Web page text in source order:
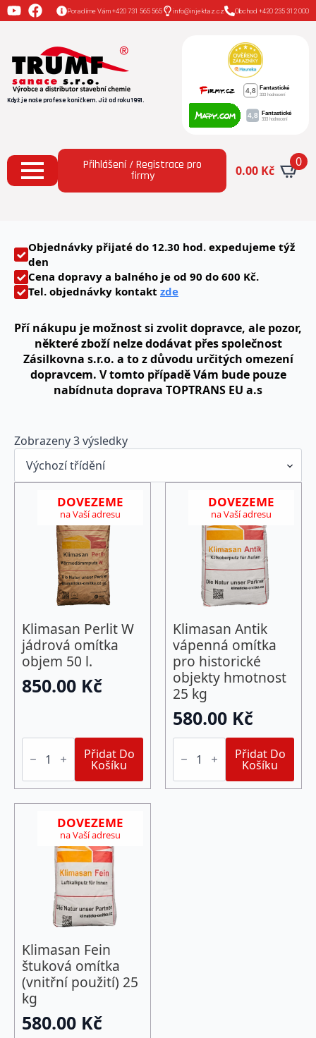
Poradíme Vám +420 731 565 565 info@injektaz.cz Obchod +420 235 312 000
Když je naše profese koníčkem. Již od roku 1991.
Přihlášení / Registrace pro
firmy 0.00 Kč
0
Objednávky přijaté do 12.30 hod. expedujeme týž
den
Cena dopravy a balného je od 90 do 600 Kč.
Tel. objednávky kontakt zde
Pří nákupu je možnost si zvolit dopravce, ale pozor,
některé zboží nelze dodávat přes společnost
Zásilkovna s.r.o. a to z důvodu určitých omezení
dopravcem. V tomto případě Vám bude pouze
nabídnuta doprava TOPTRANS EU a.s
Zobrazeny 3 výsledky
DOVEZEME
na Vaší adresu
Klimasan Perlit W
jádrová omítka
objem 50 l.
850.00 Kč
Klimasan
Perlit
W
jádrová
omítka
množství
Přidat Do
Košíku
DOVEZEME
na Vaší adresu
Klimasan Antik
vápenná omítka
pro historické
objekty hmotnost
25 kg
580.00 Kč
Klimasan
Antik
vápenná
omítka
pro
Přidat Do
Košíku
DOVEZEME
na Vaší adresu
Klimasan Fein
štuková omítka
(vnitřní použití) 25
kg
580.00 Kč